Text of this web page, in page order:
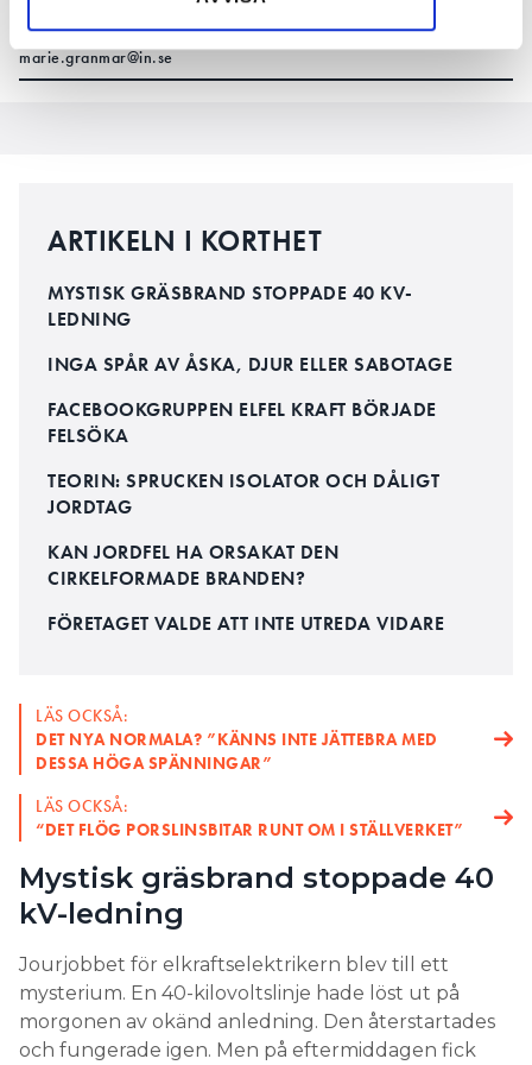
MARIE GRANMAR
marie.granmar@in.se
ARTIKELN I KORTHET
MYSTISK GRÄSBRAND STOPPADE 40 KV-
LEDNING
INGA SPÅR AV ÅSKA, DJUR ELLER SABOTAGE
FACEBOOKGRUPPEN ELFEL KRAFT BÖRJADE
FELSÖKA
TEORIN: SPRUCKEN ISOLATOR OCH DÅLIGT
JORDTAG
KAN JORDFEL HA ORSAKAT DEN
CIRKELFORMADE BRANDEN?
FÖRETAGET VALDE ATT INTE UTREDA VIDARE
LÄS OCKSÅ:
DET NYA NORMALA? ”KÄNNS INTE JÄTTEBRA MED
DESSA HÖGA SPÄNNINGAR”
LÄS OCKSÅ:
“DET FLÖG PORSLINSBITAR RUNT OM I STÄLLVERKET”
Mystisk gräsbrand stoppade 40
kV-ledning
Jourjobbet för elkraftselektrikern blev till ett
mysterium. En 40-kilovoltslinje hade löst ut på
morgonen av okänd anledning. Den återstartades
och fungerade igen. Men på eftermiddagen fick